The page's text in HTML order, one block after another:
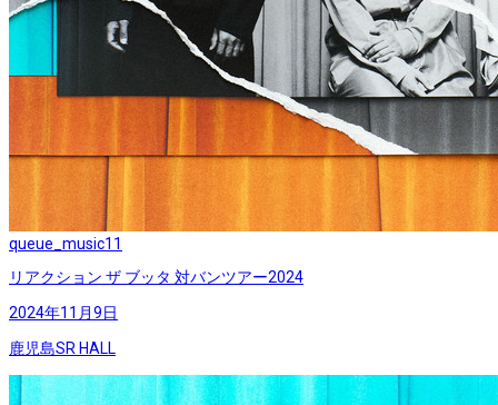
queue_music11
リアクション ザ ブッタ 対バンツアー2024
2024年11月9日
鹿児島SR HALL